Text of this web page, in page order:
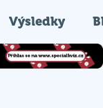
Výsledky